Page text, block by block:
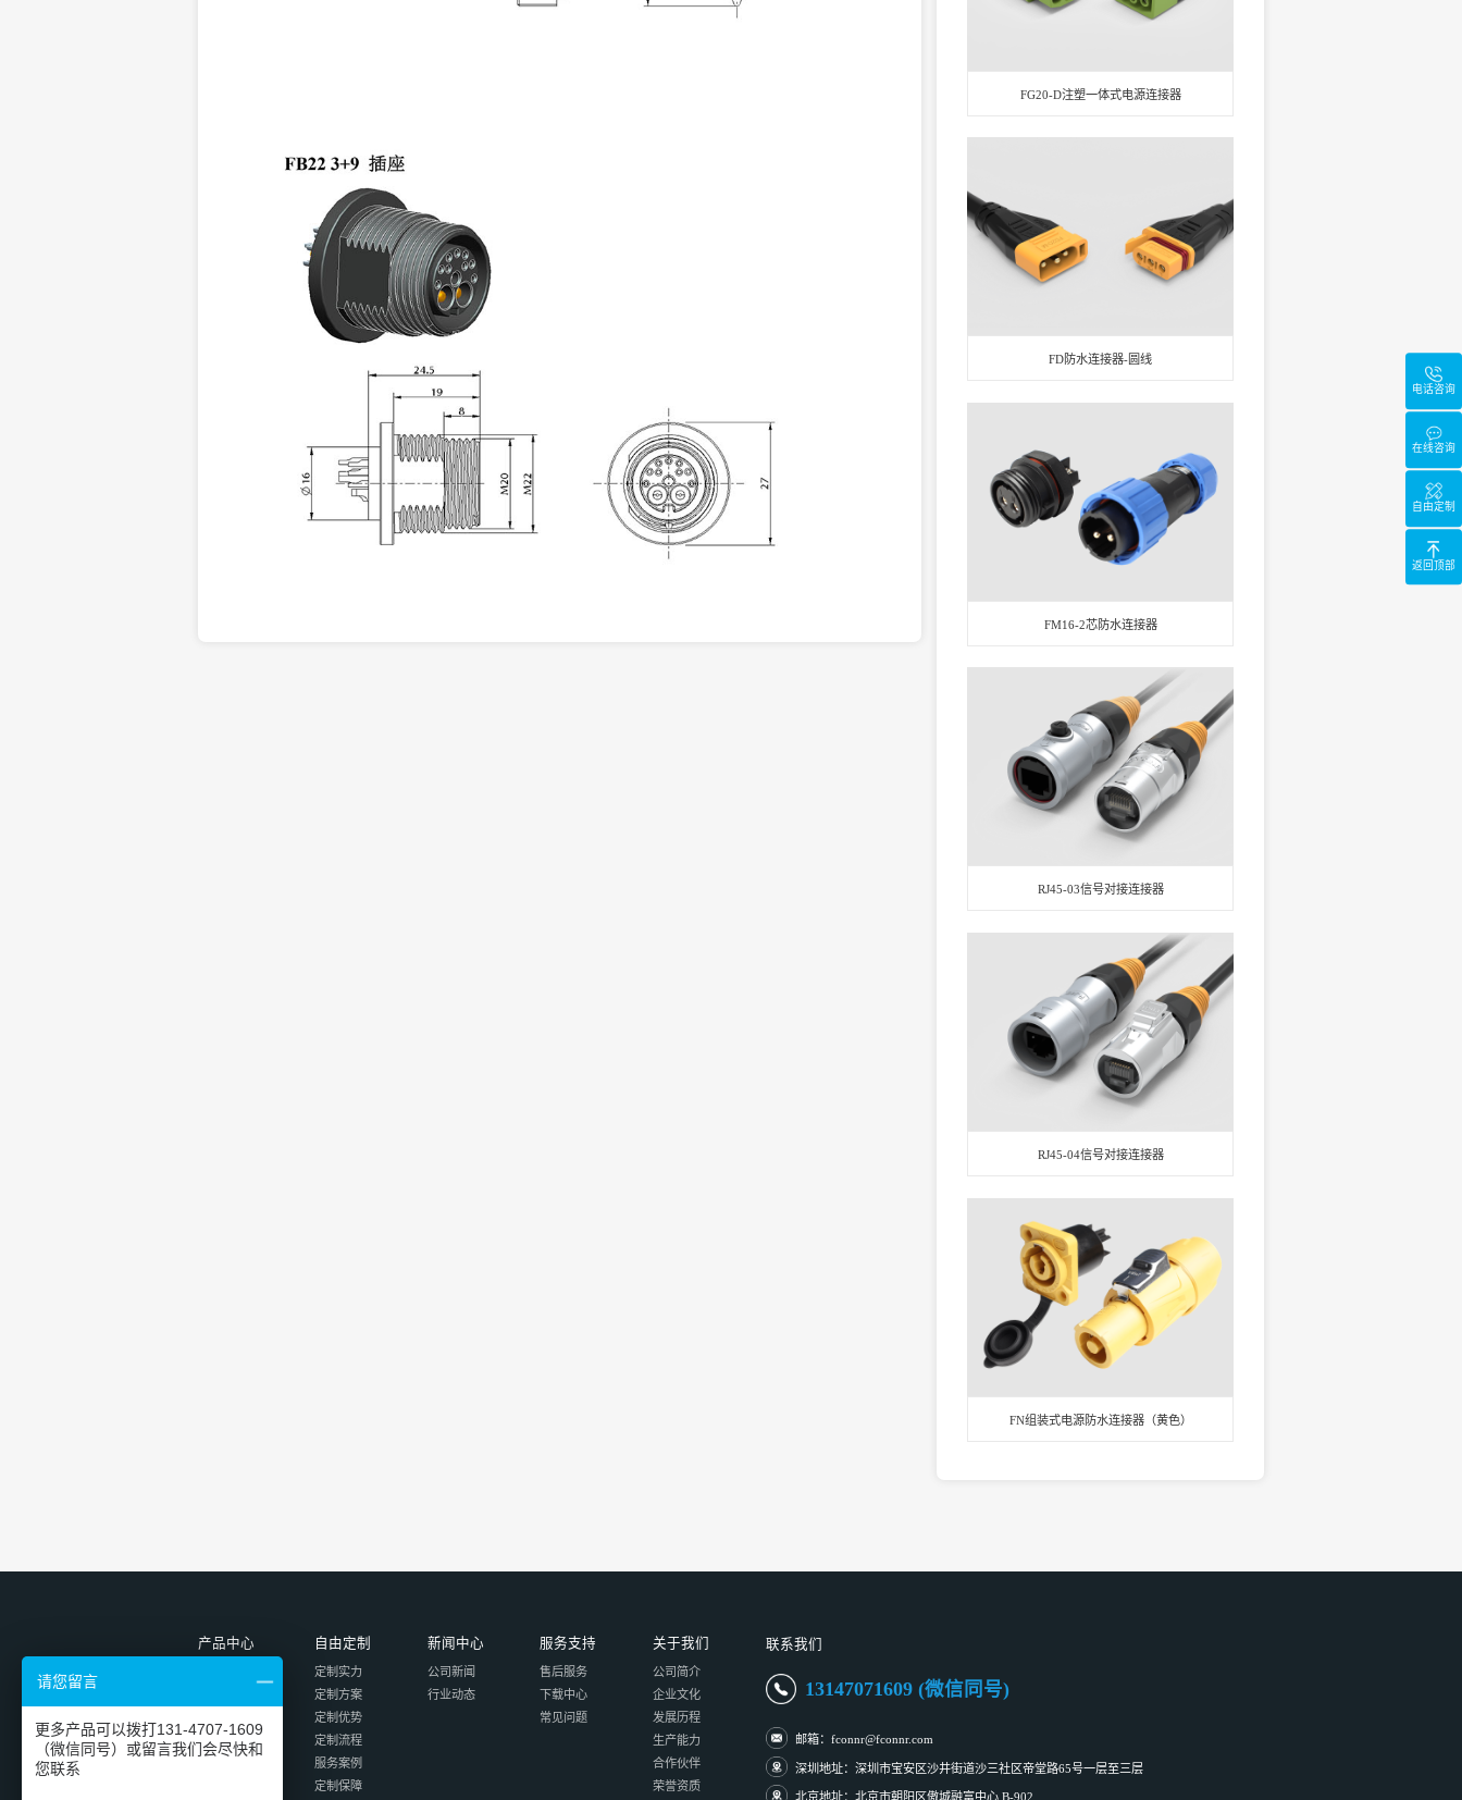
FG20-D注塑一体式电源连接器
FD防水连接器-圆线
FM16-2芯防水连接器
RJ45-03信号对接连接器
RJ45-04信号对接连接器
FN组装式电源防水连接器（黄色）
产品中心
国标电源线
自由定制
定制实力
定制方案
定制优势
定制流程
服务案例
定制保障
新闻中心
公司新闻
行业动态
服务支持
售后服务
下载中心
常见问题
关于我们
公司简介
企业文化
发展历程
生产能力
合作伙伴
荣誉资质
联系我们
13147071609 (微信同号)
邮箱：fconnr@fconnr.com
深圳地址：深圳市宝安区沙井街道沙三社区帝堂路65号一层至三层
北京地址：北京市朝阳区傲城融富中心 B-902
电话咨询
在线咨询
自由定制
返回顶部
请您留言
更多产品可以拨打131-4707-1609
（微信同号）或留言我们会尽快和
您联系